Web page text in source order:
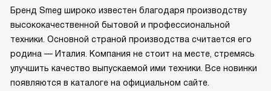
Бренд Smeg широко известен благодаря производству
высококачественной бытовой и профессиональной
техники. Основной страной производства считается его
родина — Италия. Компания не стоит на месте, стремясь
улучшить качество выпускаемой ими техники. Все новинки
появляются в каталоге на официальном сайте.